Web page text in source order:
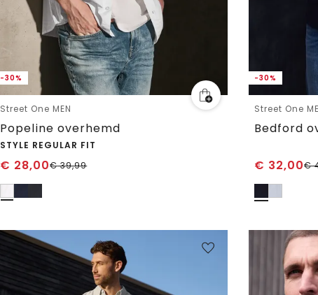
-30%
Street One MEN
Popeline overhemd
STYLE REGULAR FIT
€ 28,00€39,99
-30%
Street One
€ 32,00€